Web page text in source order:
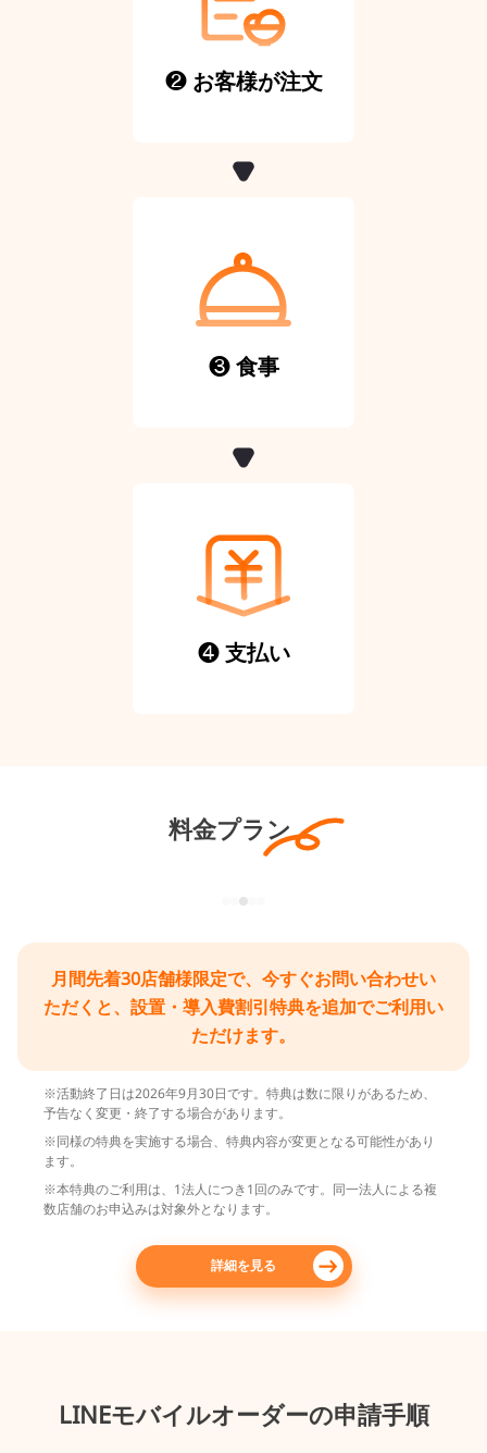
❷ お客様が注文
❸食事
❹支払い
料金プラン
月間先着30店舗様限定で、今すぐお問い合わせい
ただくと、設置・導入費割引特典を追加でご利用い
ただけます。
※活動終了日は2026年9月30日です。特典は数に限りがあるため、
予告なく変更・終了する場合があります。
※同様の特典を実施する場合、特典内容が変更となる可能性があり
ます。
※本特典のご利用は、1法人につき1回のみです。同一法人による複
数店舗のお申込みは対象外となります。
詳細を見る
LINEモバイルオーダーの申請手順